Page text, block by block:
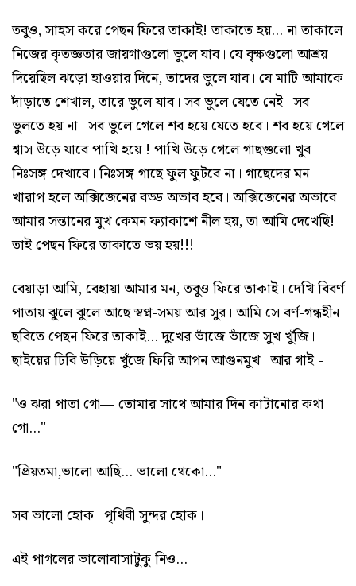
তবুও, সাহস করে পেছন ফিরে তাকাই! তাকাতে হয়... না তাকালে
নিজের কৃতজ্ঞতার জায়গাগুলো ভুলে যাব। যে বৃক্ষগুলো আশ্রয়
দিয়েছিল ঝড়ো হাওয়ার দিনে, তাদের ভুলে যাব। যে মাটি আমাকে
দাঁড়াতে শেখাল, তারে ভুলে যাব। সব ভুলে যেতে নেই। সব
ভুলতে হয় না। সব ভুলে গেলে শব হয়ে যেতে হবে। শব হয়ে গেলে
শ্বাস উড়ে যাবে পাখি হয়ে ! পাখি উড়ে গেলে গাছগুলো খুব
নিঃসঙ্গ দেখাবে। নিঃসঙ্গ গাছে ফুল ফুটবে না। গাছেদের মন
খারাপ হলে অক্সিজেনের বড্ড অভাব হবে। অক্সিজেনের অভাবে
আমার সন্তানের মুখ কেমন ফ্যাকাশে নীল হয়, তা আমি দেখেছি!
তাই পেছন ফিরে তাকাতে ভয় হয়!!!
বেয়াড়া আমি, বেহায়া আমার মন, তবুও ফিরে তাকাই। দেখি বিবর্ণ
পাতায় ঝুলে ঝুলে আছে স্বপ্ন-সময় আর সুর। আমি সে বর্ণ-গন্ধহীন
ছবিতে পেছন ফিরে তাকাই... দুখের ভাঁজে ভাঁজে সুখ খুঁজি।
ছাইয়ের ঢিবি উড়িয়ে খুঁজে ফিরি আপন আগুনমুখ। আর গাই -
"ও ঝরা পাতা গো— তোমার সাথে আমার দিন কাটানোর কথা
গো..."
"প্রিয়তমা,ভালো আছি... ভালো থেকো..."
সব ভালো হোক। পৃথিবী সুন্দর হোক।
এই পাগলের ভালোবাসাটুকু নিও...